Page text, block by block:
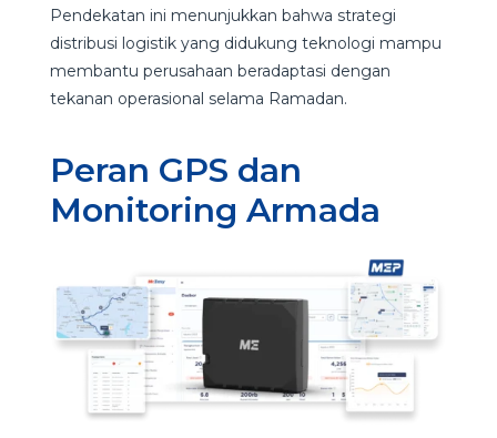
Pendekatan ini menunjukkan bahwa strategi
distribusi logistik yang didukung teknologi mampu
membantu perusahaan beradaptasi dengan
tekanan operasional selama Ramadan.
Peran GPS dan
Monitoring Armada